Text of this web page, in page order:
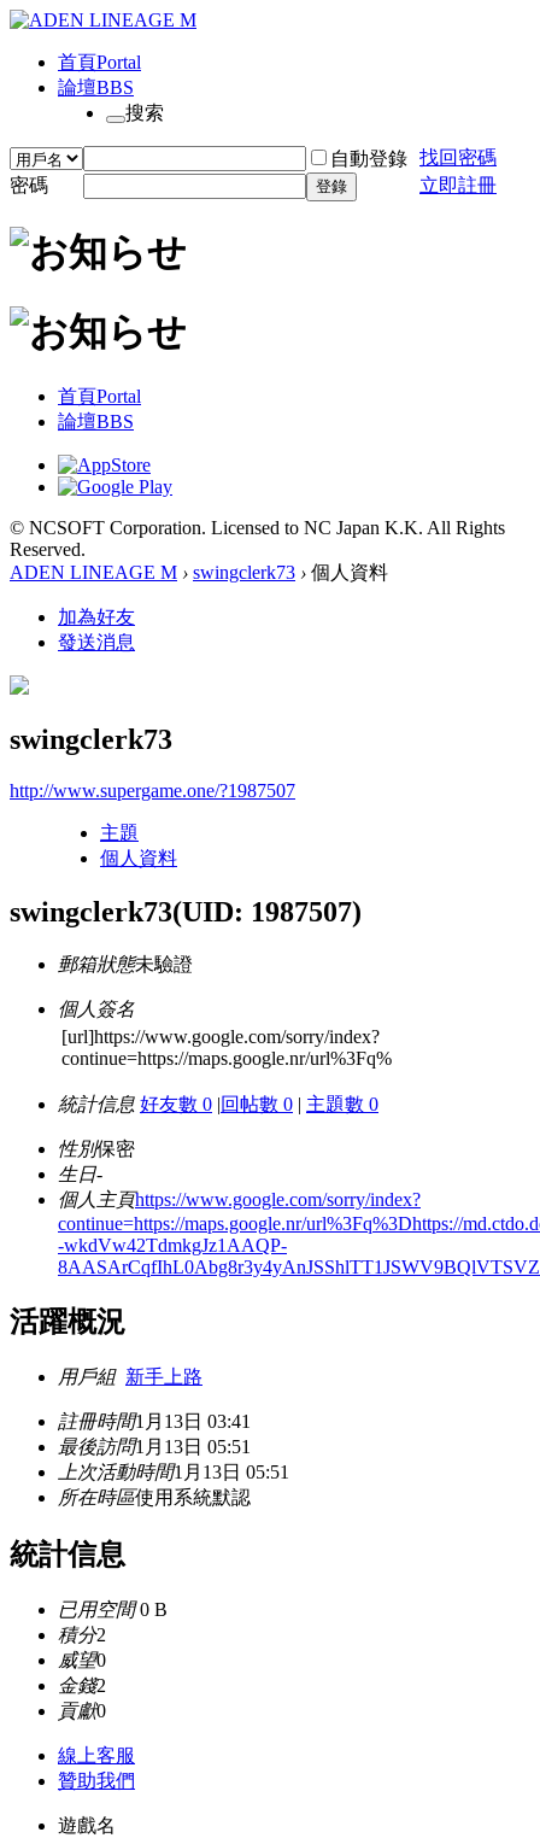
首頁Portal
論壇BBS
搜索
自動登錄 找回密碼
密碼
登錄 立即註冊
首頁Portal
論壇BBS
© NCSOFT Corporation. Licensed to NC Japan K.K. All Rights
Reserved.
ADEN LINEAGE M › swingclerk73 › 個人資料
加為好友
發送消息
swingclerk73
http://www.supergame.one/?1987507
主題
個人資料
swingclerk73(UID: 1987507)
郵箱狀態未驗證
個人簽名
[url]https://www.google.com/sorry/index?
continue=https://maps.google.nr/url%3Fq%
統計信息 好友數 0 |回帖數 0 | 主題數 0
性別保密
生日-
個人主頁https://www.google.com/sorry/index?
continue=https://maps.google.nr/url%3Fq%3Dhttps://
-wkdVw42TdmkgJz1AAQP-
活躍概況
用戶組 新手上路
註冊時間1月13日 03:41
最後訪問1月13日 05:51
上次活動時間1月13日 05:51
所在時區使用系統默認
統計信息
已用空間0 B
積分2
威望0
金錢2
貢獻0
線上客服
贊助我們
遊戲名